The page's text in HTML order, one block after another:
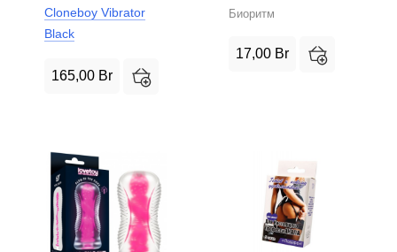
Cloneboy Vibrator
Black
165,00 Br
Биоритм
17,00 Br